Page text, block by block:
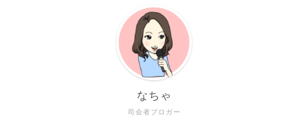
司会者ブロガー
なちゃ